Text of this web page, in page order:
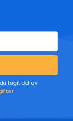
tagit del av